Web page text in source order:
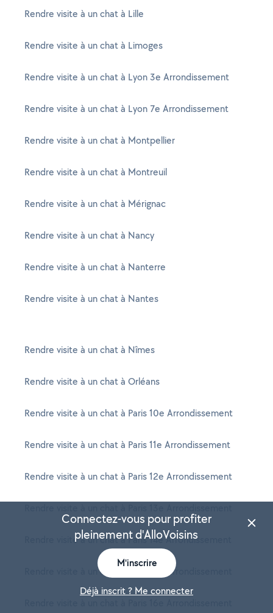
Rendre visite à un chat à Lille
Rendre visite à un chat à Limoges
Rendre visite à un chat à Lyon 3e Arrondissement
Rendre visite à un chat à Lyon 7e Arrondissement
Rendre visite à un chat à Montpellier
Rendre visite à un chat à Montreuil
Rendre visite à un chat à Mérignac
Rendre visite à un chat à Nancy
Rendre visite à un chat à Nanterre
Rendre visite à un chat à Nantes
Rendre visite à un chat à Nîmes
Rendre visite à un chat à Orléans
Rendre visite à un chat à Paris 10e Arrondissement
Rendre visite à un chat à Paris 11e Arrondissement
Rendre visite à un chat à Paris 12e Arrondissement
Rendre visite à un chat à Paris 14e Arrondissement
Rendre visite à un chat à Paris 15e Arrondissement
Connectez-vous pour profiter
pleinement d'AlloVoisins
M'inscrire
Déjà inscrit ? Me connecter